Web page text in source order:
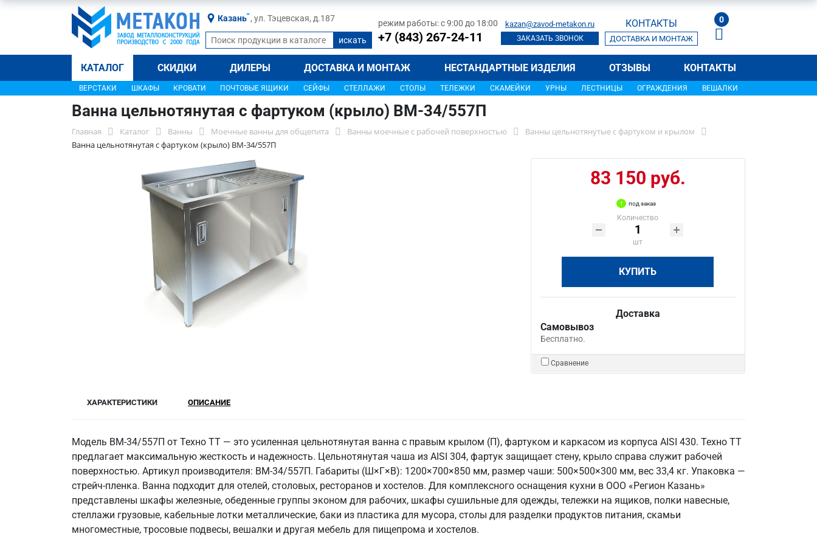
Казань , ул. Тэцевская, д.187 режим работы: с 9:00 до 18:00
+7 (843) 267-24-11
kazan@zavod-metakon.ru
ЗАКАЗАТЬ ЗВОНОК
КОНТАКТЫ
ДОСТАВКА И МОНТАЖ
0
КАТАЛОГ СКИДКИ ДИЛЕРЫ ДОСТАВКА И МОНТАЖ НЕСТАНДАРТНЫЕ ИЗДЕЛИЯ ОТЗЫВЫ КОНТАКТЫ
ВЕРСТАКИ ШКАФЫ КРОВАТИ ПОЧТОВЫЕ ЯЩИКИ СЕЙФЫ СТЕЛЛАЖИ СТОЛЫ ТЕЛЕЖКИ СКАМЕЙКИ УРНЫ ЛЕСТНИЦЫ ОГРАЖДЕНИЯ ВЕШАЛКИ
Ванна цельнотянутая с фартуком (крыло) ВМ-34/557П
Главная Каталог Ванны Моечные ванны для общепита Ванны моечные с рабочей поверхностью
Ванны цельнотянутые с фартуком и крылом
Ванна цельнотянутая с фартуком (крыло) ВМ-34/557П
83 150 руб.
под заказ
Количество
шт
КУПИТЬ
Доставка
Самовывоз
Бесплатно.
Сравнение
ХАРАКТЕРИСТИКИ ОПИСАНИЕ
Модель ВМ-34/557П от Техно ТТ — это усиленная цельнотянутая ванна с правым крылом (П), фартуком и каркасом из корпуса AISI 430. Техно ТТ
предлагает максимальную жесткость и надежность. Цельнотянутая чаша из AISI 304, фартук защищает стену, крыло справа служит рабочей
поверхностью. Артикул производителя: ВМ-34/557П. Габариты (Ш×Г×В): 1200×700×850 мм, размер чаши: 500×500×300 мм, вес 33,4 кг. Упаковка —
стрейч-пленка. Ванна подходит для отелей, столовых, ресторанов и хостелов. Для комплексного оснащения кухни в ООО «Регион Казань»
представлены шкафы железные, обеденные группы эконом для рабочих, шкафы сушильные для одежды, тележки на ящиков, полки навесные,
стеллажи грузовые, кабельные лотки металлические, баки из пластика для мусора, столы для разделки продуктов питания, скамьи
многоместные, тросовые подвесы, вешалки и другая мебель для пищепрома и хостелов.